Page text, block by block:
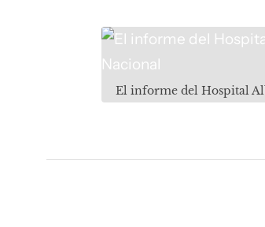
El informe del Hospital